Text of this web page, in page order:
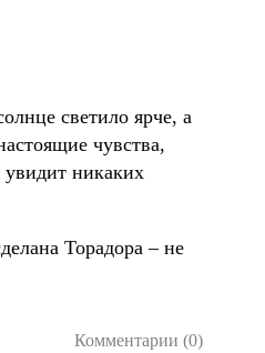
светило ярче, а
чувства,
увидит никаких
Торадора – не
Комментарии (0)